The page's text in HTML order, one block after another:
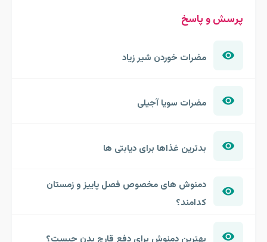
پرسش و پاسخ
مضرات خوردن شیر زیاد
مضرات سویا آجیلی
بدترین غذاها برای دیابتی ها
دمنوش های مخصوص فصل پاییز و زمستان
کدامند؟
بهترین دمنوش برای دفع قارچ بدن چیست؟